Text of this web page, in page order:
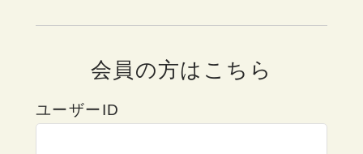
会員の方はこちら
ユーザーID